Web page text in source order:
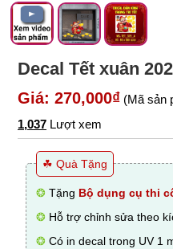
Decal Tết xuân
Giá: 270,000₫ (Mã sản
1,037 Lượt xem
☘ Quà Tặng
❂ Tặng Bộ dụng cụ thi
❂ Hỗ trợ chỉnh sửa theo
❂ Có in decal trong UV 1